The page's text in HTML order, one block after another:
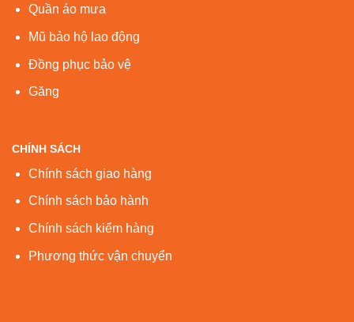
Quần áo mưa
Mũ bảo hộ lao động
Đồng phục bảo vệ
Găng
CHÍNH SÁCH
Chính sách giao hàng
Chính sách bảo hành
Chính sách kiểm hàng
Phương thức vận chuyển